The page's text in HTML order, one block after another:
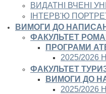
ВИДАТНІ ВЧЕНІ
ІНТЕРВ'Ю
ВИМОГИ ДО
ФАКУЛЬТЕТ
ПРОГРАМИ
2025/2026
ФАКУЛЬТЕТ
ВИМОГИ ДО
2025/2026